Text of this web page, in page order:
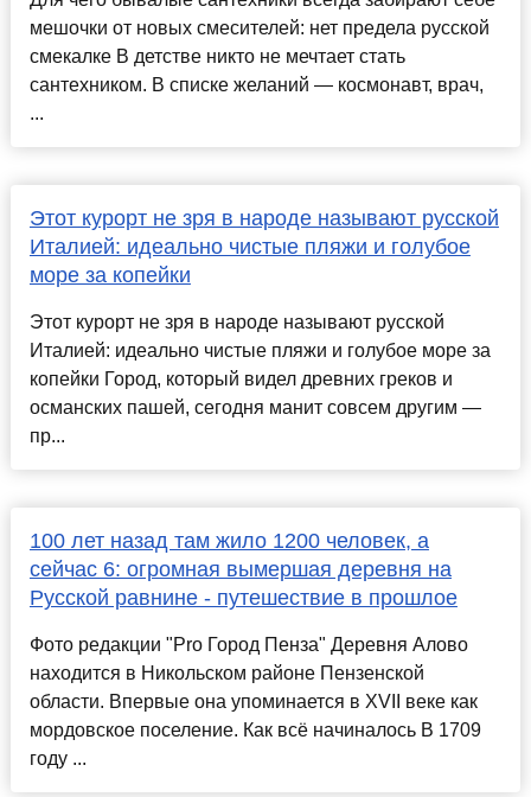
мешочки от новых смесителей: нет предела русской
смекалке В детстве никто не мечтает стать
сантехником. В списке желаний — космонавт, врач,
...
Этот курорт не зря в народе называют русской
Италией: идеально чистые пляжи и голубое
море за копейки
Этот курорт не зря в народе называют русской
Италией: идеально чистые пляжи и голубое море за
копейки Город, который видел древних греков и
османских пашей, сегодня манит совсем другим —
пр...
100 лет назад там жило 1200 человек, а
сейчас 6: огромная вымершая деревня на
Русской равнине - путешествие в прошлое
Фото редакции "Pro Город Пенза" Деревня Алово
находится в Никольском районе Пензенской
области. Впервые она упоминается в XVII веке как
мордовское поселение. Как всё начиналось В 1709
году ...